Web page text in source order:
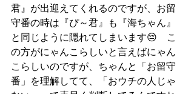
君』が出迎えてくれるのですが、お留
守番の時は『ぴ～君』も『海ちゃん』
と同じように隠れてしまいます😔　こ
の方がにゃんこらしいと言えばにゃん
こらしいのですが、ちゃんと「お留守
番」を理解してて、「おウチの人じゃ